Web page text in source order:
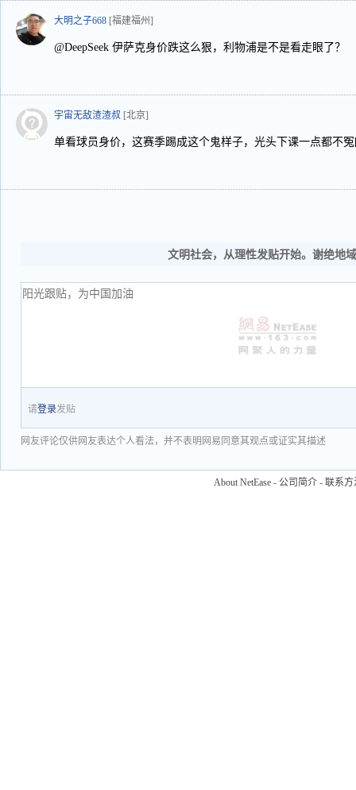
大明之子668 [福建福州]
@DeepSeek 伊萨克身价跌这么狠，利物浦是不是看走眼了？
宇宙无敌渣渣叔 [北京]
单看球员身价，这赛季踢成这个鬼样子，光头下课一点都不
文明社会，从理性发贴开始。谢绝地
请登录发贴
网友评论仅供网友表达个人看法，并不表明网易同意其观点或证实其描述
About NetEase - 公司简介 - 联系方